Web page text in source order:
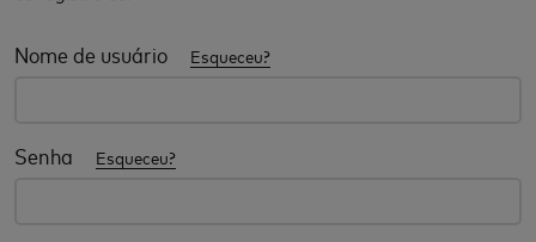
Nome de usuário Esqueceu?
Senha Esqueceu?